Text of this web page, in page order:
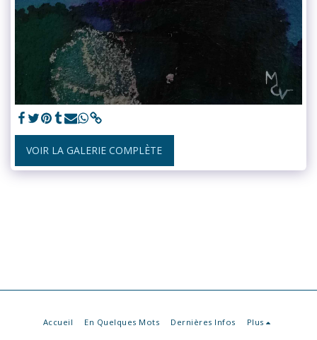
VOIR LA GALERIE COMPLÈTE
Accueil En Quelques Mots Dernières Infos Plus